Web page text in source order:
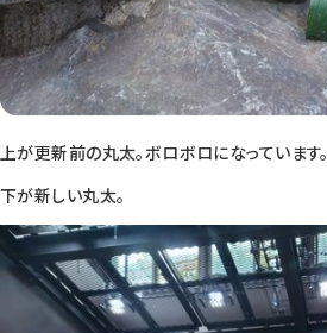
上が更新前の丸太。ボロボロになっています。
下が新しい丸太。